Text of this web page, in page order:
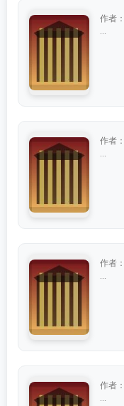
作者：
作者：
作者：
作者：